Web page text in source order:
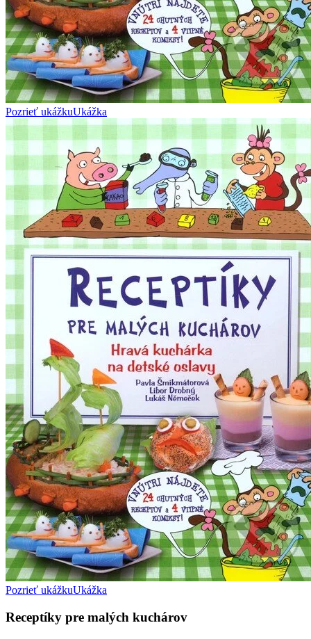
Pozrieť ukážkuUkážka
Pozrieť ukážkuUkážka
Receptíky pre malých kuchárov